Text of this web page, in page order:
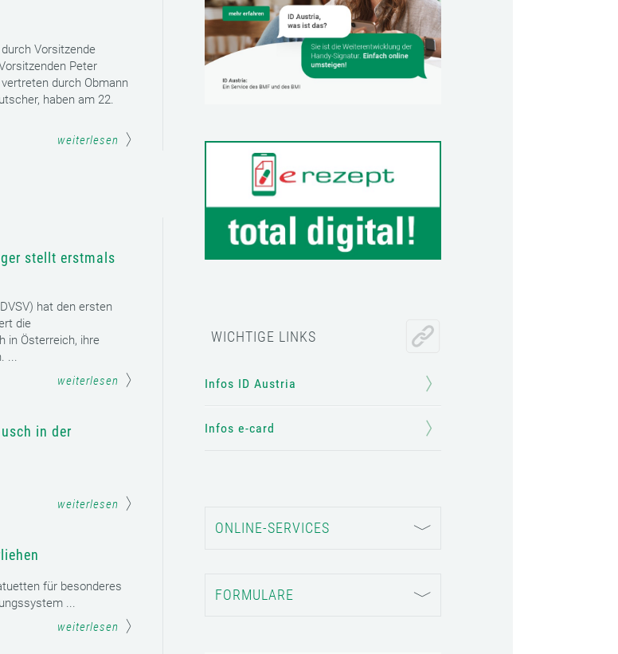
WICHTIGE LINKS
Infos ID Austria
Infos e-card
ONLINE-SERVICES
FORMULARE
Vorsitzende
Peter
durch Obmann
haben am 22.
weiterlesen
stellt erstmals
hat den ersten
die
in Österreich, ihre
...
weiterlesen
in der
weiterlesen
für besonderes
...
weiterlesen